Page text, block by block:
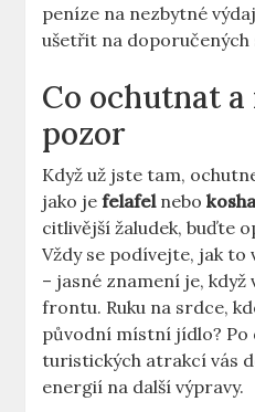
peníze na nezbytné
ušetřit na doporučených
Co ochutnat a
pozor
Když už jste tam,
jako jefelafelnebo
citlivější žaludek, buďte
Vždy se podívejte, jak to
– jasné znamení je,
frontu. Ruku na srdce,
původní místní jídlo? Po
turistických atrakcí vás
energií na další výpravy.